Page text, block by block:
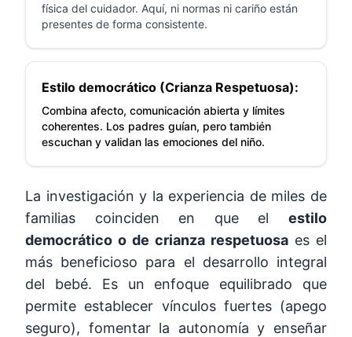
física del cuidador. Aquí, ni normas ni cariño están
presentes de forma consistente.
Estilo democrático (Crianza Respetuosa):
Combina afecto, comunicación abierta y límites
coherentes. Los padres guían, pero también
escuchan y validan las emociones del niño.
La investigación y la experiencia de miles de
familias coinciden en que el estilo
democrático o de crianza respetuosa es el
más beneficioso para el desarrollo integral
del bebé. Es un enfoque equilibrado que
permite establecer vínculos fuertes (apego
seguro), fomentar la autonomía y enseñar